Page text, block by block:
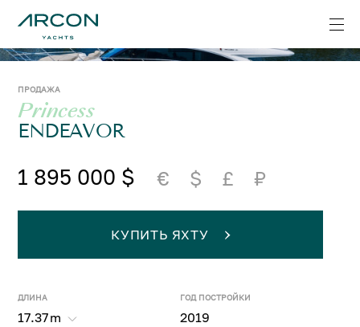
ПРОДАЖА
Princess
ENDEAVOR
1 895 000 $ € $ £ ₽
ДЛИНА
17.37m
ГОД ПОСТРОЙКИ
2019
КУПИТЬ ЯХТУ